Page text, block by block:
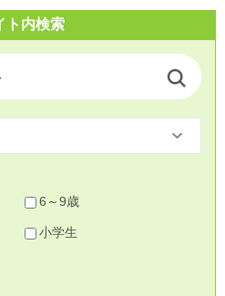
ト内検索
6～9歳
小学生